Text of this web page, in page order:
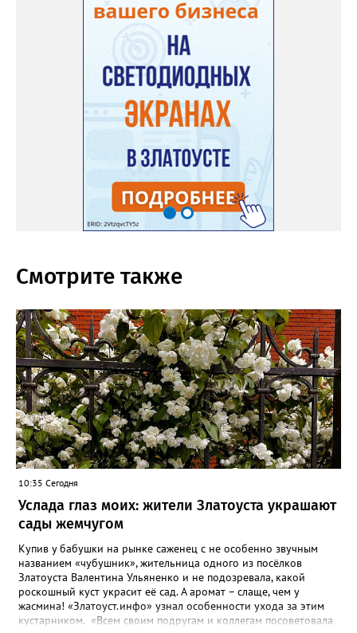
Смотрите также
10:35 Сегодня
Услада глаз моих: жители Златоуста украшают
сады жемчугом
Купив у бабушки на рынке саженец с не особенно звучным
названием «чубушник», жительница одного из посёлков
Златоуста Валентина Ульяненко и не подозревала, какой
роскошный куст украсит её сад. А аромат – слаще, чем у
жасмина! «Златоуст.инфо» узнал особенности ухода за этим
кустарником. «Всем своим подругам и коллегам посоветовала